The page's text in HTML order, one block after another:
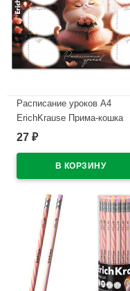
Расписание уроков А4
ErichKrause Прима-кошка
арт.65307
27 ₽